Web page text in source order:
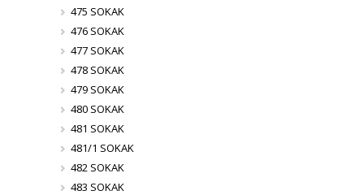
475 SOKAK
476 SOKAK
477 SOKAK
478 SOKAK
479 SOKAK
480 SOKAK
481 SOKAK
481/1 SOKAK
482 SOKAK
483 SOKAK